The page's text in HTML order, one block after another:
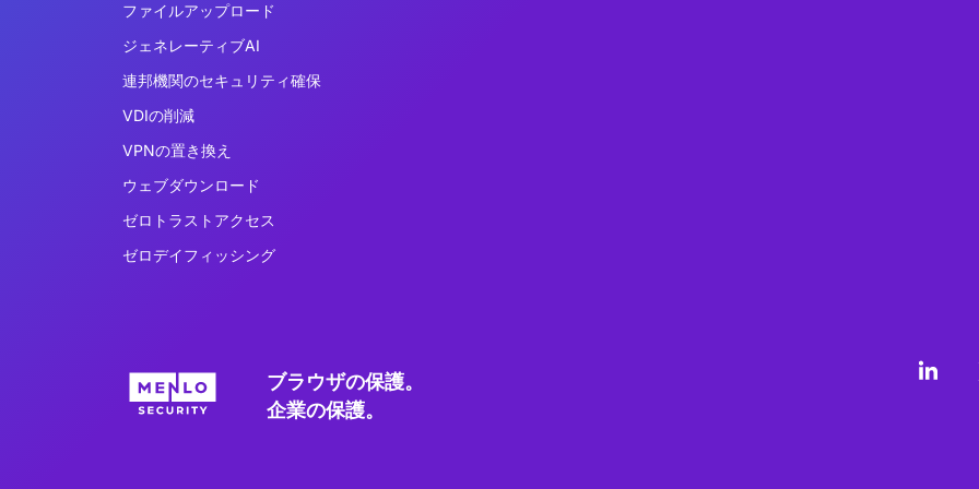
ファイルアップロード
ジェネレーティブAI
連邦機関のセキュリティ確保
VDIの削減
VPNの置き換え
ウェブダウンロード
ゼロトラストアクセス
ゼロデイフィッシング
ブラウザの保護。
企業の保護。